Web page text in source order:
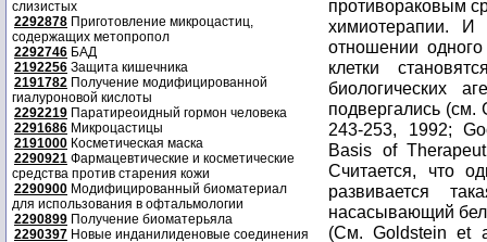
слизистых
2292878 Приготовление микроцастиц,
содержащих метопропол
2292746 БАД
2192256 Защита кишечника
2191782 Получение модифицированной
гиалуроновой кислоты
2292219 Паратиреоидный гормон человека
2291686 Микроцастицы
2191000 Косметическая маска
2290921 Фармацевтические и косметические
средства против старения кожи
2290900 Модифицированный биоматериал
для использования в офтальмологии
2290899 Получение биоматерьяла
2290397 Новые инданилиденовые соединения
противораковым
химиотерапии. И
отношении
клетки
биологических
подвергались (см.
243-253, 1992;
Basis of
Считается, что
развивается
насасывающий
(См. Goldstein et